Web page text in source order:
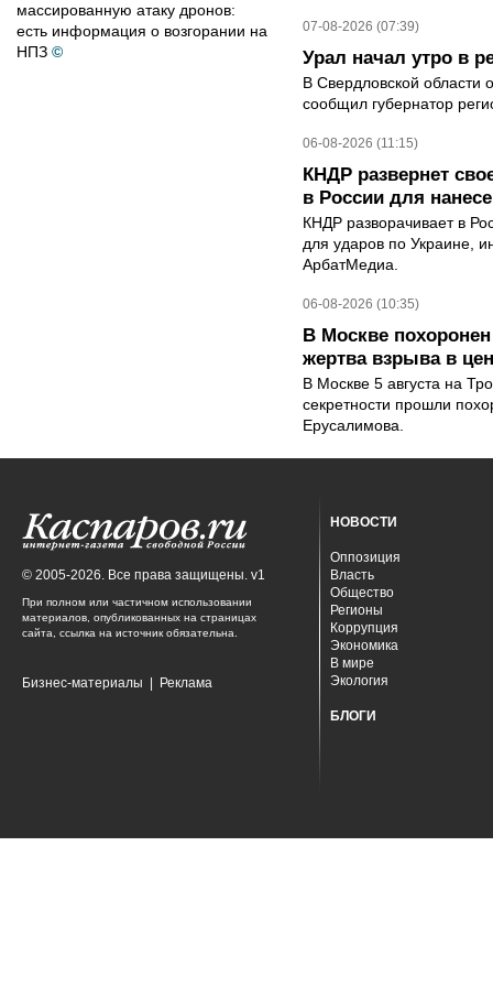
массированную атаку дронов:
есть информация о возгорании на
НПЗ ©
07-08-2026 (07:39)
Урал начал утро в
В Свердловской области
сообщил губернатор
06-08-2026 (11:15)
КНДР развернет
в России для
КНДР разворачивает в
для ударов по Украине,
АрбатМедиа.
06-08-2026 (10:35)
В Москве
жертва взрыва в
В Москве 5 августа на
секретности прошли
Ерусалимова.
© 2005-2026. Все права защищены. v1
При полном или частичном использовании
материалов, опубликованных на страницах
сайта, ссылка на источник обязательна.
Бизнес-материалы Реклама
НОВОСТИ
Оппозиция
Власть
Общество
Регионы
Коррупция
Экономика
В мире
Экология
БЛОГИ